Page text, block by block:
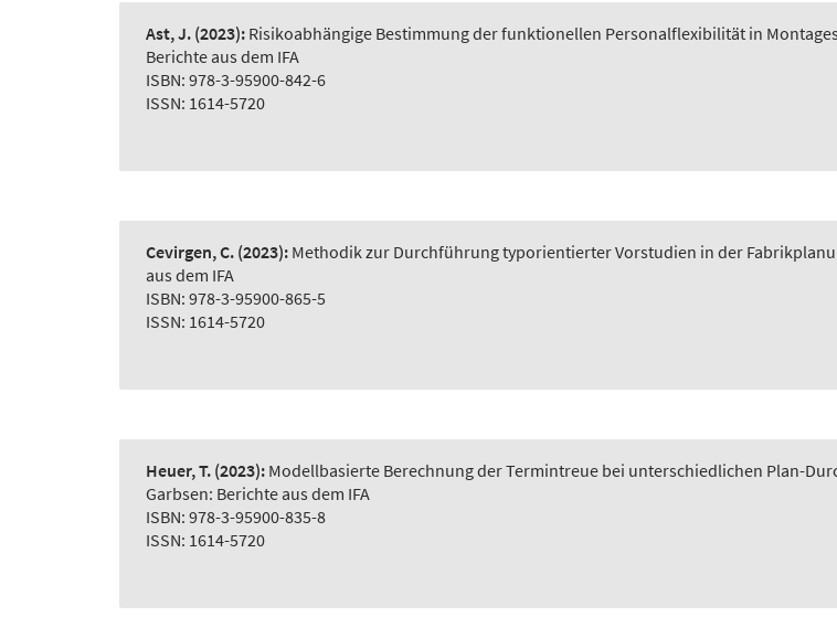
Ast, J. (2023): Risikoabhängige Bestimmung der funktionellen Personalflexibilität in
Berichte aus dem IFA
ISBN: 978-3-95900-842-6
ISSN: 1614-5720
Cevirgen, C. (2023): Methodik zur Durchführung typorientierter Vorstudien in der
aus dem IFA
ISBN: 978-3-95900-865-5
ISSN: 1614-5720
Heuer, T. (2023): Modellbasierte Berechnung der Termintreue bei unterschiedlichen Plan-
Garbsen: Berichte aus dem IFA
ISBN: 978-3-95900-835-8
ISSN: 1614-5720